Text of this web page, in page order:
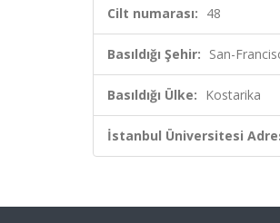
Cilt numarası: 48
Basıldığı Şehir: San-
Basıldığı Ülke: Kostarika
İstanbul Üniversitesi